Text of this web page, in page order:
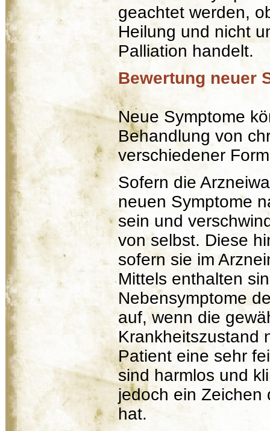
geachtet werden,
Heilung und nicht
Palliation handelt.
Bewertung neuer
Neue Symptome
Behandlung von
verschiedener
Sofern die
neuen Symptome
sein und
von selbst. Diese
sofern sie im
Mittels enthalten
Nebensymptome
auf, wenn die
Krankheitszustand
Patient eine sehr
sind harmlos und
jedoch ein Zeichen
hat.